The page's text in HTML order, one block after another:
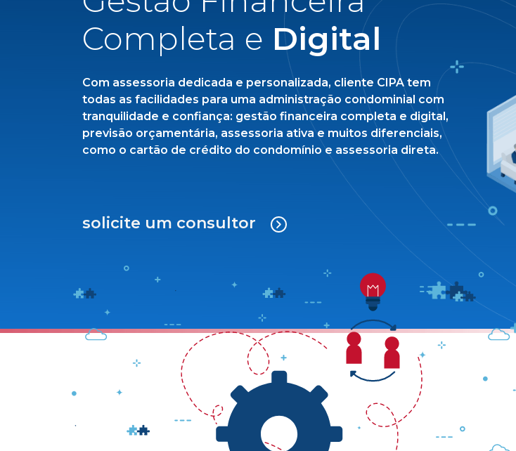
Completa e Digital
Com assessoria dedicada e personalizada, cliente CIPA tem
todas as facilidades para uma administração condominial com
tranquilidade e confiança: gestão financeira completa e digital,
previsão orçamentária, assessoria ativa e muitos diferenciais,
como o cartão de crédito do condomínio e assessoria direta.
solicite um consultor